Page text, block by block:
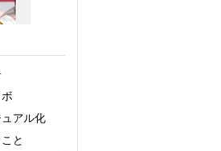
アル化
と